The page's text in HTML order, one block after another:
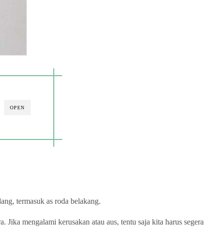
OPEN
termasuk as roda belakang.
mengalami kerusakan atau aus, tentu saja kita harus segera